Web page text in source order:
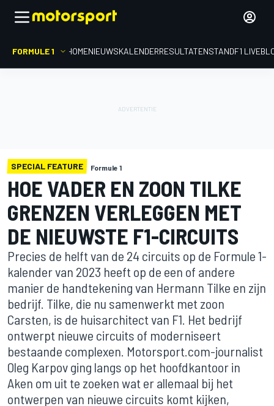
FORMULE 1 HOMENIEUWSKALENDERRESULTATENSTANDF1
SPECIAL FEATURE Formule 1
HOE VADER EN ZOON TILKE
GRENZEN VERLEGGEN MET
DE NIEUWSTE F1-CIRCUITS
Precies de helft van de 24 circuits op de Formule 1-
kalender van 2023 heeft op de een of andere
manier de handtekening van Hermann Tilke en zijn
bedrijf. Tilke, die nu samenwerkt met zoon
Carsten, is de huisarchitect van F1. Het bedrijf
ontwerpt nieuwe circuits of moderniseert
bestaande complexen. Motorsport.com-journalist
Oleg Karpov ging langs op het hoofdkantoor in
Aken om uit te zoeken wat er allemaal bij het
ontwerpen van nieuwe circuits komt kijken,